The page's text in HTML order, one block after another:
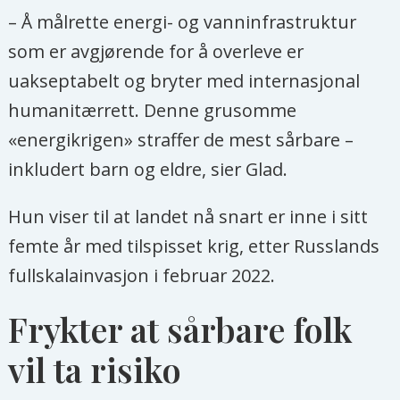
– Å målrette energi- og vanninfrastruktur
som er avgjørende for å overleve er
uakseptabelt og bryter med internasjonal
humanitærrett. Denne grusomme
«energikrigen» straffer de mest sårbare –
inkludert barn og eldre, sier Glad.
Hun viser til at landet nå snart er inne i sitt
femte år med tilspisset krig, etter Russlands
fullskalainvasjon i februar 2022.
Frykter at sårbare folk
vil ta risiko